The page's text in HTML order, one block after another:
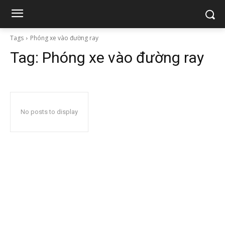
Tags Phóng xe vào đường ray
Tag: Phóng xe vào đường ray
No posts to display